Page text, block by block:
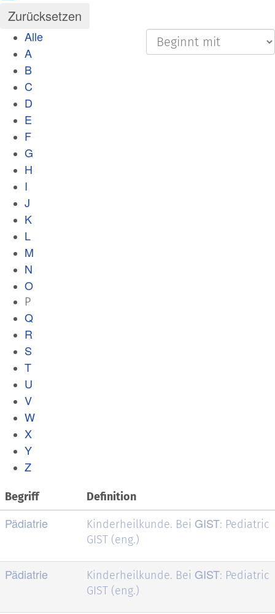
Alle
A
B
C
D
E
F
G
H
I
J
K
L
M
N
O
P
Q
R
S
T
U
V
W
X
Y
Z
Begriff Definition
Pädiatrie Kinderheilkunde. Bei GIST: Pediatric
GIST (eng.)
Pädiatrie Kinderheilkunde. Bei GIST: Pediatric
GIST (eng.)